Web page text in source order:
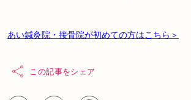
あい鍼灸院・接骨院が初めての方はこちら＞
この記事をシェア